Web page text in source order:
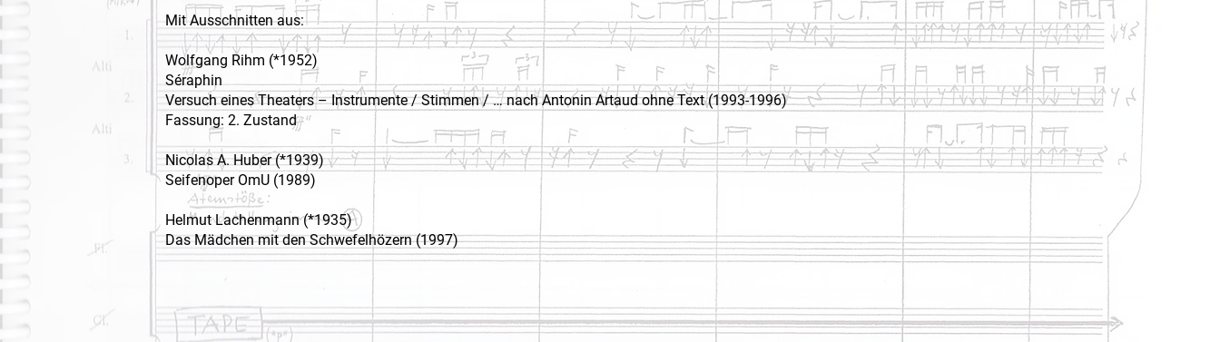
Mit Ausschnitten aus:
Wolfgang Rihm (*1952)
Séraphin
Versuch eines Theaters – Instrumente / Stimmen / … nach Antonin Artaud ohne Text (1993-1996)
Fassung: 2. Zustand
Nicolas A. Huber (*1939)
Seifenoper OmU (1989)
Helmut Lachenmann (*1935)
Das Mädchen mit den Schwefelhözern (1997)